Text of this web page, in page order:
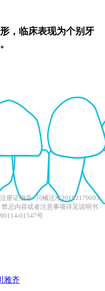
，临床表现为个别牙
册证编号: 川械注准20192170003
忌内容或者注意事项详见说明书
01547号
雅齐